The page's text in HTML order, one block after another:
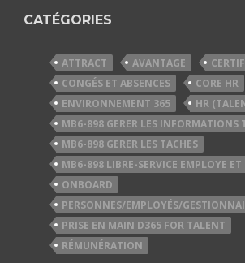
CATÉGORIES
ATTRACT AVANTAGE
CONGÉS ET ABSENCES
CORE HR
ENVIRONNEMENT 365
HR
MB6-898 GERER LES INFORMATIONS
MB6-898 GERER LES TACHES
MB6-898 LIBRE-SERVICE EMPLOYE
ONBOARD
PERSONNES/EMPLOYÉS/
PRISE EN MAIN D365 FOR TALENT
RÉMUNÉRATION